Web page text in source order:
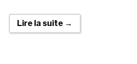
Lire la suite →